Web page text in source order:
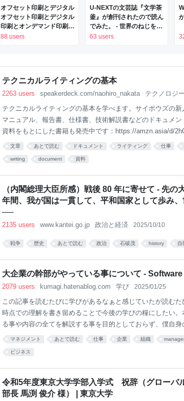
オフセット印刷とデジタル
オフセット印刷とデジタル
印刷とオンデマンド印刷
と。｜デザインのひきだ
88 users
U-NEXTの文芸誌『文学茶
釜』が創刊されたので読ん
でみた。 - 世界のねじを巻
くブログ
63 users
テクニカルライティングの基本
2263 users speakerdeck.com/naohiro_nakata テクノロジー
テクニカルライティングの基本を学べます。サイボウズの
マニュアル、報告書、仕様書、技術解説書などのドキュメ
資料をもとにした書籍も発売中です：https://amzn.asia/d/
文章 あとで読む ドキュメント ライティング 仕事
writing document 資料
（内閣総理大臣所感）戦後 80 年に寄せて - 先
年間、我が国は一貫して、平和国家として歩み
──
2135 users www.kantei.go.jp 政治と経済 2025/10/10
戦争 歴史 あとで読む 政治 石破茂 history 自
大企業の幹部がやっている事について -
2079 users kumagi.hatenablog.com 学び 2025/01/25
この記事を読むたびに学びがあるなぁと感じていたが読む
時点での理解を書き留めることで今後の学びの糧にしたい
る事や内容の全てを解説する事を目的としておらず、僕自身
み砕いた解釈を大いに含むので、本記事に書かれている内
y good decisions. この本を言い換えると、幹部の仕事とは
い決定を承認する事です。 元記事で言
マネジメント あとで読む 仕事 企業 組織
ビジネス
令和5年度東京大学学部入学式 祝辞（グローバ
部長 馬渕 俊介 様） | 東京大学